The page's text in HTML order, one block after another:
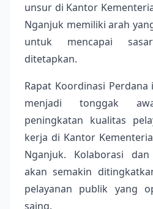
unsur di Kantor
Nganjuk memiliki arah
untuk mencapai
ditetapkan.
Rapat Koordinasi
menjadi tonggak
peningkatan kualitas
kerja di Kantor
Nganjuk. Kolaborasi
akan semakin
pelayanan publik yang
saing.